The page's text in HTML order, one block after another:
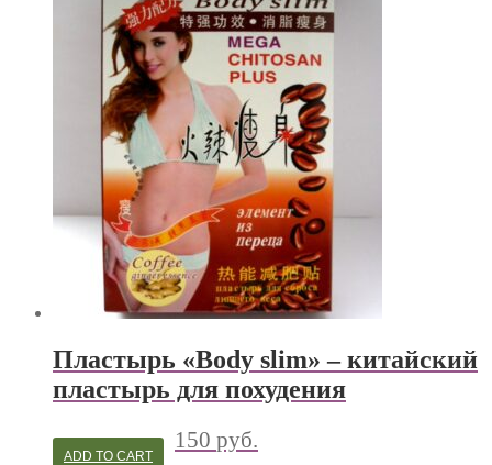
Пластырь «Body slim» – китайский
пластырь для похудения
150 руб.
ADD TO CART